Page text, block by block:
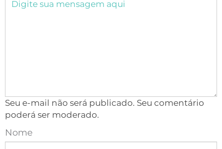
Seu e-mail não será publicado. Seu comentário
poderá ser moderado.
Nome